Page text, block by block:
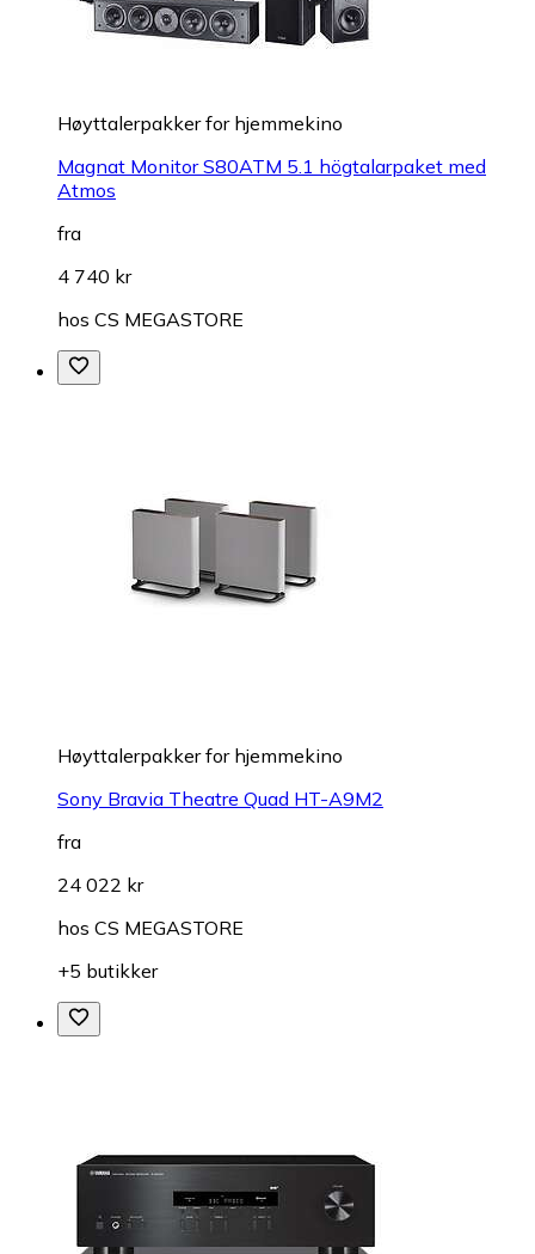
Høyttalerpakker for hjemmekino
Magnat Monitor S80ATM 5.1 högtalarpaket med
Atmos
fra
4 740 kr
hos CS MEGASTORE
Høyttalerpakker for hjemmekino
Sony Bravia Theatre Quad HT-A9M2
fra
24 022 kr
hos CS MEGASTORE
+5 butikker